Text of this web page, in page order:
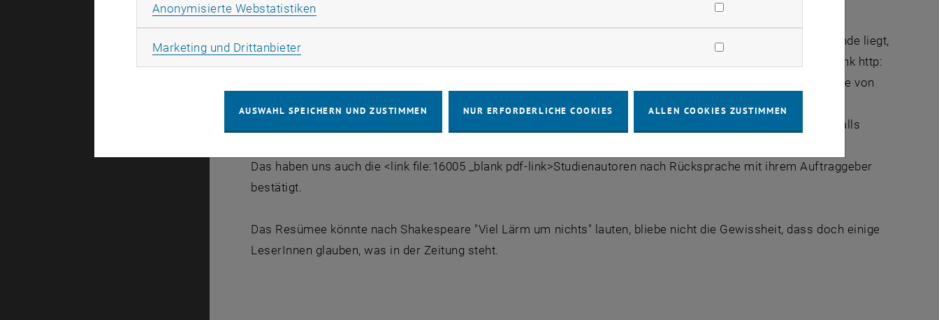
Natürlich sind wir der Sache auf den Grund gegangen. Beauftragt wurde die Umfrage, die dem Artikel zu Grunde liegt,
von "<link http: www.ivm.at _blank link_extern>IVM Technical Consultants Wien GmbH", durchgeführt von "<link http:
www.uniforce.at _blank link_extern>uniforce Junior Enterprise Vienna" (Pikanterie am Rande: einer der Beiräte von
Studierenden und -AbsolventInnen, und die Methode (Online-Befragung), sind die Schlussfolgerungen jedenfalls
Das haben uns auch die <link file:16005 _blank pdf-link>Studienautoren nach Rücksprache mit ihrem Auftraggeber
bestätigt.
Das Resümee könnte nach Shakespeare "Viel Lärm um nichts" lauten, bliebe nicht die Gewissheit, dass doch einige
LeserInnen glauben, was in der Zeitung steht.
Anonymisierte Webstatistiken
Marketing und DrittanbieterMarketing Cookies zulassen
AUSWAHL SPEICHERN UND ZUSTIMMEN NUR ERFORDERLICHE COOKIES ALLEN COOKIES ZUSTIMMEN